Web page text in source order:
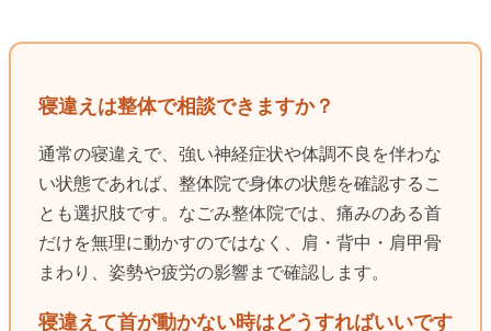
寝違えは整体で相談できますか？
通常の寝違えで、強い神経症状や体調不良を伴わな
い状態であれば、整体院で身体の状態を確認するこ
とも選択肢です。なごみ整体院では、痛みのある首
だけを無理に動かすのではなく、肩・背中・肩甲骨
まわり、姿勢や疲労の影響まで確認します。
寝違えて首が動かない時はどうすればいいです